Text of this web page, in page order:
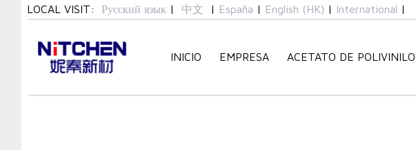
navigation
LOCAL VISIT: Русский язык | 中文 | España | English (HK) | International |
INICIO EMPRESA ACETATO DE POLIVINILO